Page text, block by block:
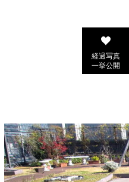
経過写真
一挙公開